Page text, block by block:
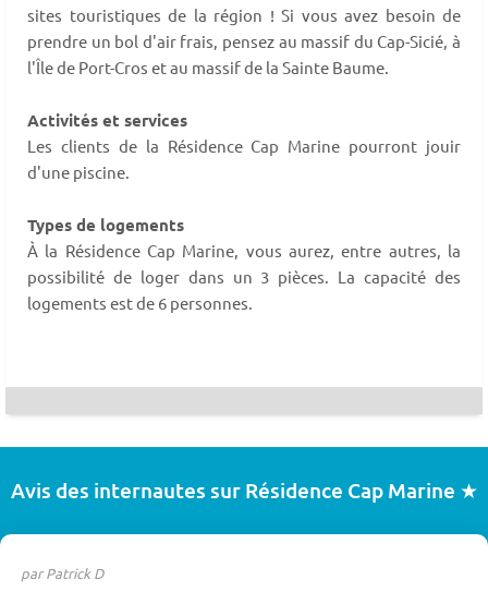
sites touristiques de la région ! Si vous avez besoin de
prendre un bol d'air frais, pensez au massif du Cap-Sicié, à
l'Île de Port-Cros et au massif de la Sainte Baume.
Activités et services
Les clients de la Résidence Cap Marine pourront jouir
d'une piscine.
Types de logements
À la Résidence Cap Marine, vous aurez, entre autres, la
possibilité de loger dans un 3 pièces. La capacité des
logements est de 6 personnes.
Avis des internautes sur Résidence Cap Marine ★
par Patrick D